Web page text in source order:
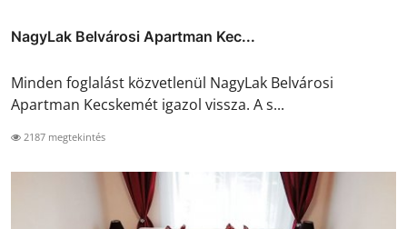
NagyLak Belvárosi Apartman Kec...
Minden foglalást közvetlenül NagyLak Belvárosi
Apartman Kecskemét igazol vissza. A s...
2187 megtekintés